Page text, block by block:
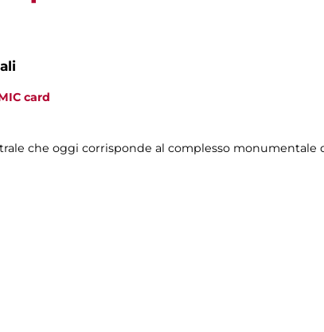
card
che oggi corrisponde al complesso